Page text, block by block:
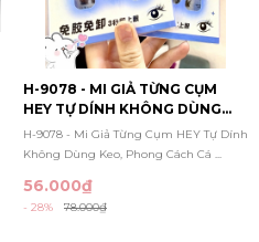
H-9078 - MI GIẢ TỪNG CỤM
HEY TỰ DÍNH KHÔNG DÙNG
KEO, PHONG CÁCH CÁ TÍNH
H-9078 - Mi Giả Từng Cụm HEY Tự Dính
Không Dùng Keo, Phong Cách Cá ...
56.000₫
- 28% 78.000₫